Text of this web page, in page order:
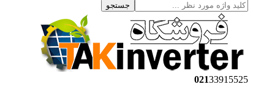
جستجو
02133915525